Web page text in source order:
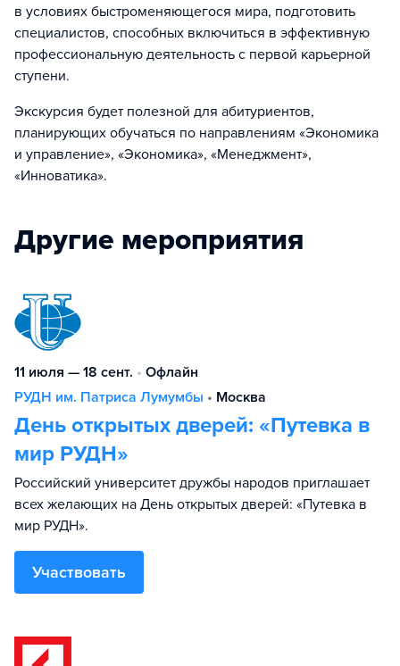
в условиях быстроменяющегося мира, подготовить
специалистов, способных включиться в эффективную
профессиональную деятельность с первой карьерной
ступени.
Экскурсия будет полезной для абитуриентов,
планирующих обучаться по направлениям «Экономика
и управление», «Экономика», «Менеджмент»,
«Инноватика».
Другие мероприятия
11 июля — 18 сент. • Офлайн
РУДН им. Патриса Лумумбы • Москва
День открытых дверей: «Путевка в
мир РУДН»
Российский университет дружбы народов приглашает
всех желающих на День открытых дверей: «Путевка в
мир РУДН».
Участвовать